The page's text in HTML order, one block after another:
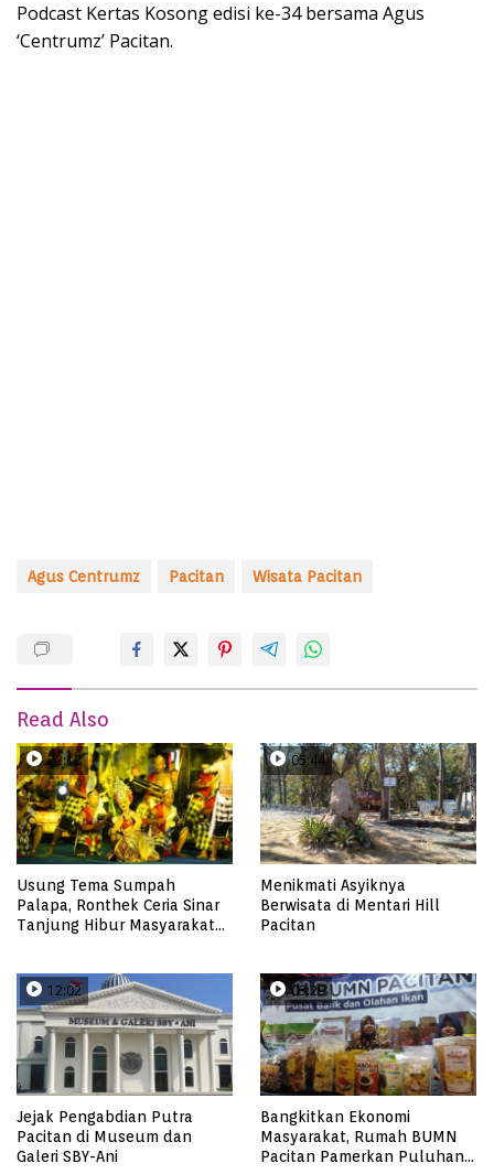
Podcast Kertas Kosong edisi ke-34 bersama Agus
‘Centrumz’ Pacitan.
Agus Centrumz Pacitan Wisata Pacitan
Read Also
22:12
Usung Tema Sumpah
Palapa, Ronthek Ceria Sinar
Tanjung Hibur Masyarakat
05:44
Menikmati Asyiknya
Berwisata di Mentari Hill
Pacitan
12:02
Jejak Pengabdian Putra
Pacitan di Museum dan
Galeri SBY-Ani
03:29
Bangkitkan Ekonomi
Masyarakat, Rumah BUMN
Pacitan Pamerkan Puluhan